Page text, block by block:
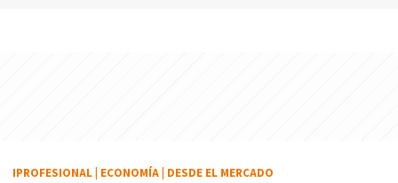
IPROFESIONAL ECONOMÍA DESDE EL MERCADO